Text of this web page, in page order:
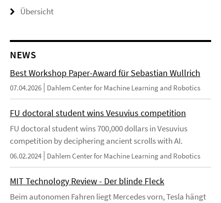
Übersicht
NEWS
Best Workshop Paper-Award für Sebastian Wullrich
07.04.2026 Dahlem Center for Machine Learning and Robotics
FU doctoral student wins Vesuvius competition
FU doctoral student wins 700,000 dollars in Vesuvius
competition by deciphering ancient scrolls with AI.
06.02.2024 Dahlem Center for Machine Learning and Robotics
MIT Technology Review - Der blinde Fleck
Beim autonomen Fahren liegt Mercedes vorn, Tesla hängt